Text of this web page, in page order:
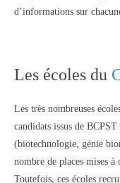
d’informations sur
Les écoles du
Les très nombreuses
candidats issus de
(biotechnologie, génie
nombre de places mises à
Toutefois, ces écoles